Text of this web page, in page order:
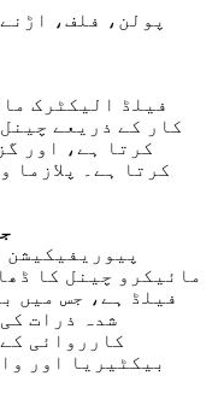
پولن، فلف،
کار کے ذریعے
کرتا ہے، اور
کرتا ہے۔ پلازما
مائیکرو چینل کا
فیلڈ ہے، جس میں
شدہ ذرات
کارروائی
بیکٹیریا اور